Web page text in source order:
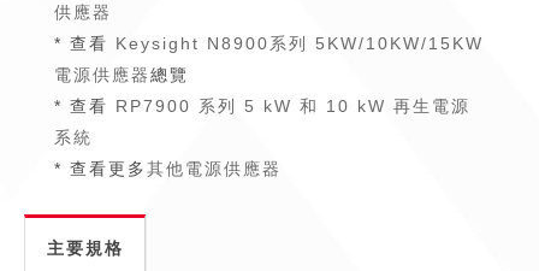
供應器
* 查看 Keysight N8900系列 5KW/10KW/15KW
電源供應器總覽
* 查看 RP7900 系列 5 kW 和 10 kW 再生電源
系統
* 查看更多其他電源供應器
主要規格